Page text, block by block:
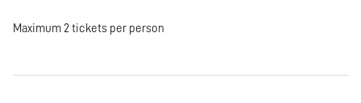
Maximum 2 tickets per person